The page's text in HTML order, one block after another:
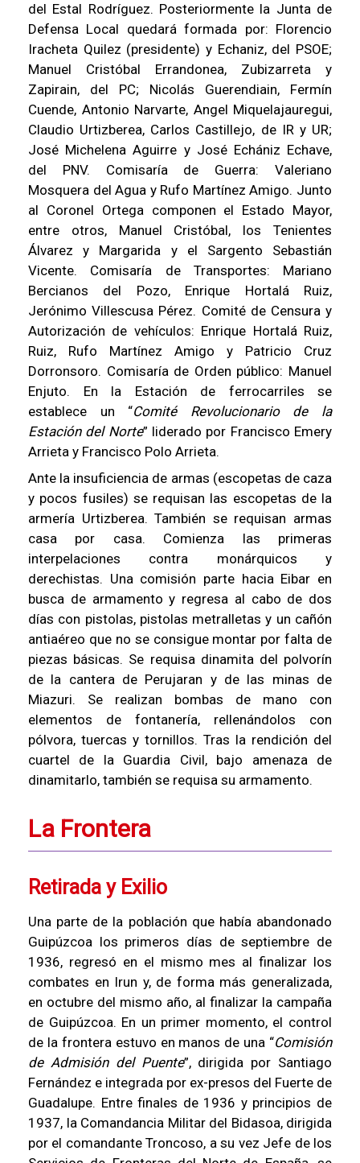
del Estal Rodríguez. Posteriormente la Junta de
Defensa Local quedará formada por: Florencio
Iracheta Quilez (presidente) y Echaniz, del PSOE;
Manuel Cristóbal Errandonea, Zubizarreta y
Zapirain, del PC; Nicolás Guerendiain, Fermín
Cuende, Antonio Narvarte, Angel Miquelajauregui,
Claudio Urtizberea, Carlos Castillejo, de IR y UR;
José Michelena Aguirre y José Echániz Echave,
del PNV. Comisaría de Guerra: Valeriano
Mosquera del Agua y Rufo Martínez Amigo. Junto
al Coronel Ortega componen el Estado Mayor,
entre otros, Manuel Cristóbal, los Tenientes
Álvarez y Margarida y el Sargento Sebastián
Vicente. Comisaría de Transportes: Mariano
Bercianos del Pozo, Enrique Hortalá Ruiz,
Jerónimo Villescusa Pérez. Comité de Censura y
Autorización de vehículos: Enrique Hortalá Ruiz,
Ruiz, Rufo Martínez Amigo y Patricio Cruz
Dorronsoro. Comisaría de Orden público: Manuel
Enjuto. En la Estación de ferrocarriles se
establece un “Comité Revolucionario de la
Estación del Norte” liderado por Francisco Emery
Arrieta y Francisco Polo Arrieta.
Ante la insuficiencia de armas (escopetas de caza
y pocos fusiles) se requisan las escopetas de la
armería Urtizberea. También se requisan armas
casa por casa. Comienza las primeras
interpelaciones contra monárquicos y
derechistas. Una comisión parte hacia Eibar en
busca de armamento y regresa al cabo de dos
días con pistolas, pistolas metralletas y un cañón
antiaéreo que no se consigue montar por falta de
piezas básicas. Se requisa dinamita del polvorín
de la cantera de Perujaran y de las minas de
Miazuri. Se realizan bombas de mano con
elementos de fontanería, rellenándolos con
pólvora, tuercas y tornillos. Tras la rendición del
cuartel de la Guardia Civil, bajo amenaza de
dinamitarlo, también se requisa su armamento.
La Frontera
Retirada y Exilio
Una parte de la población que había abandonado
Guipúzcoa los primeros días de septiembre de
1936, regresó en el mismo mes al finalizar los
combates en Irun y, de forma más generalizada,
en octubre del mismo año, al finalizar la campaña
de Guipúzcoa. En un primer momento, el control
de la frontera estuvo en manos de una “Comisión
de Admisión del Puente”, dirigida por Santiago
Fernández e integrada por ex-presos del Fuerte de
Guadalupe. Entre finales de 1936 y principios de
1937, la Comandancia Militar del Bidasoa, dirigida
por el comandante Troncoso, a su vez Jefe de los